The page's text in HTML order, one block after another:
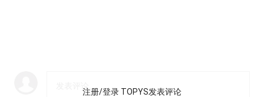
注册/登录 TOPYS发表评论